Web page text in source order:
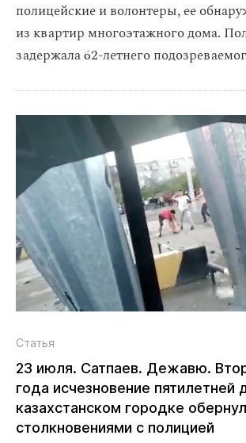
полицейские и волонтеры, ее
из квартир многоэтажного дома.
задержала 62-летнего
Статья
23 июля. Сатпаев. Дежавю.
года исчезновение пятилетней
казахстанском городке
столкновениями с полицией